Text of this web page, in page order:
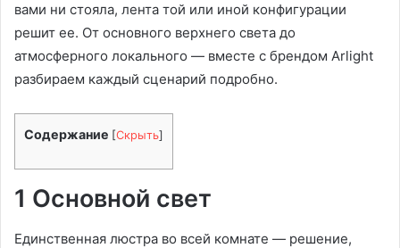
вами ни стояла, лента той или иной конфигурации
решит ее. От основного верхнего света до
атмосферного локального — вместе с брендом Arlight
разбираем каждый сценарий подробно.
Содержание [Скрыть]
1 Основной свет
Единственная люстра во всей комнате — решение,